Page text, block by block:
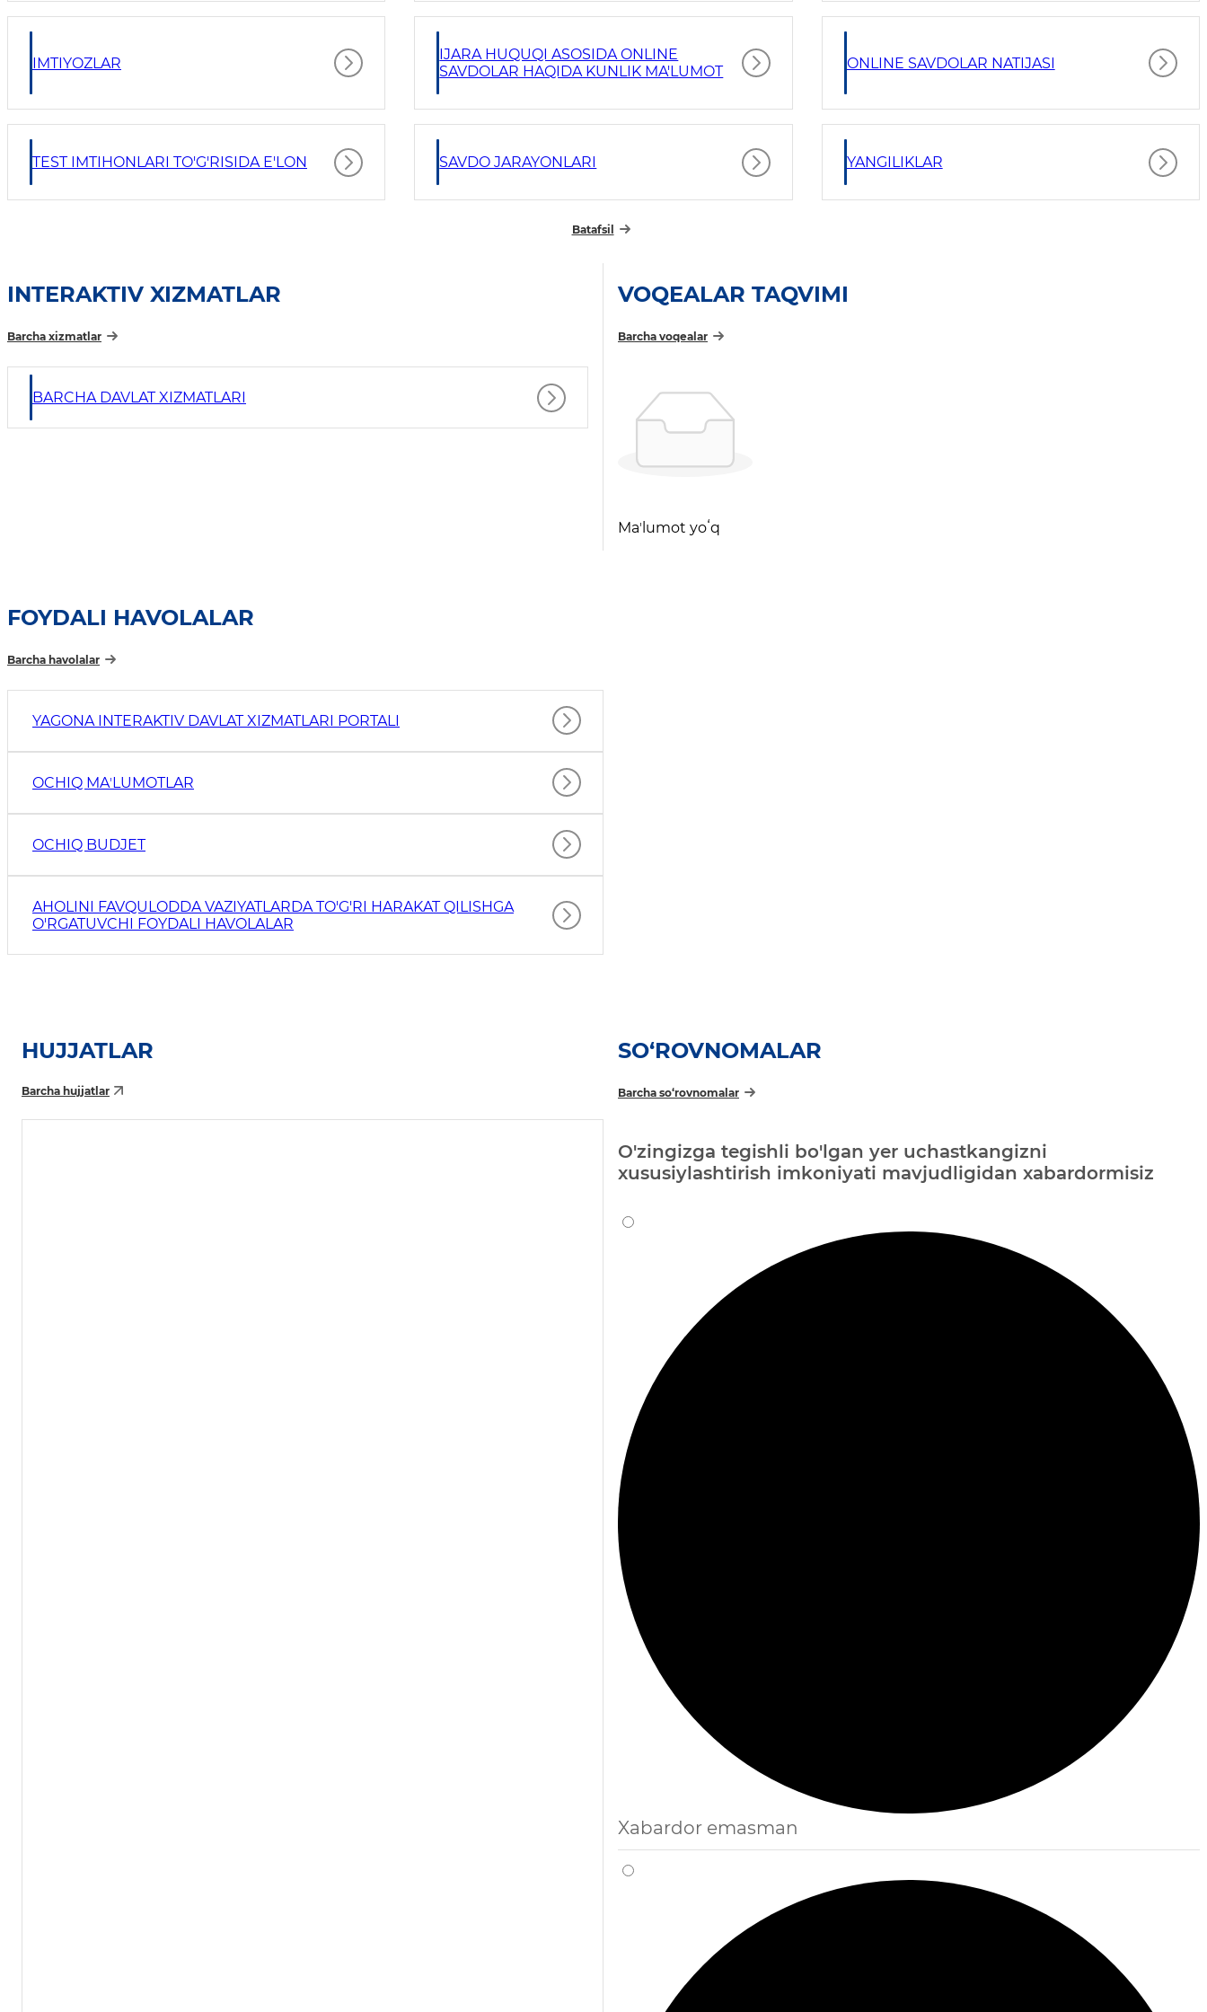
IMTIYOZLAR
IJARA HUQUQI ASOSIDA ONLINE
SAVDOLAR HAQIDA KUNLIK MA'LUMOT
ONLINE SAVDOLAR NATIJASI
TEST IMTIHONLARI TO'G'RISIDA E'LON SAVDO JARAYONLARI YANGILIKLAR
Batafsil
INTERAKTIV XIZMATLAR
Barcha xizmatlar
BARCHA DAVLAT XIZMATLARI
VOQEALAR TAQVIMI
Barcha voqealar
Maʼlumot yoʻq
FOYDALI HAVOLALAR
Barcha havolalar
YAGONA INTERAKTIV DAVLAT XIZMATLARI PORTALI
OCHIQ MAʼLUMOTLAR
OCHIQ BUDJET
AHOLINI FAVQULODDA VAZIYATLARDA TO'G'RI HARAKAT QILISHGA
O'RGATUVCHI FOYDALI HAVOLALAR
HUJJATLAR
Barcha hujjatlar
SO‘ROVNOMALAR
Barcha so‘rovnomalar
O'zingizga tegishli bo'lgan yer uchastkangizni
xususiylashtirish imkoniyati mavjudligidan xabardormisiz
Xabardor emasman